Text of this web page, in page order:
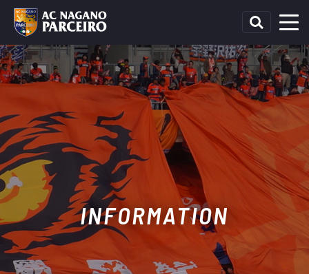
INFORMATION